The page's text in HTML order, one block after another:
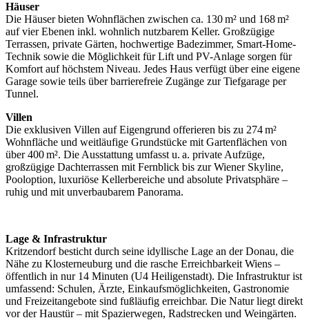
Häuser
Die Häuser bieten Wohnflächen zwischen ca. 130 m² und 168 m²
auf vier Ebenen inkl. wohnlich nutzbarem Keller. Großzügige
Terrassen, private Gärten, hochwertige Badezimmer, Smart-Home-
Technik sowie die Möglichkeit für Lift und PV-Anlage sorgen für
Komfort auf höchstem Niveau. Jedes Haus verfügt über eine eigene
Garage sowie teils über barrierefreie Zugänge zur Tiefgarage per
Tunnel.
Villen
Die exklusiven Villen auf Eigengrund offerieren bis zu 274 m²
Wohnfläche und weitläufige Grundstücke mit Gartenflächen von
über 400 m². Die Ausstattung umfasst u. a. private Aufzüge,
großzügige Dachterrassen mit Fernblick bis zur Wiener Skyline,
Pooloption, luxuriöse Kellerbereiche und absolute Privatsphäre –
ruhig und mit unverbaubarem Panorama.
Lage & Infrastruktur
Kritzendorf besticht durch seine idyllische Lage an der Donau, die
Nähe zu Klosterneuburg und die rasche Erreichbarkeit Wiens –
öffentlich in nur 14 Minuten (U4 Heiligenstadt). Die Infrastruktur ist
umfassend: Schulen, Ärzte, Einkaufsmöglichkeiten, Gastronomie
und Freizeitangebote sind fußläufig erreichbar. Die Natur liegt direkt
vor der Haustür – mit Spazierwegen, Radstrecken und Weingärten.